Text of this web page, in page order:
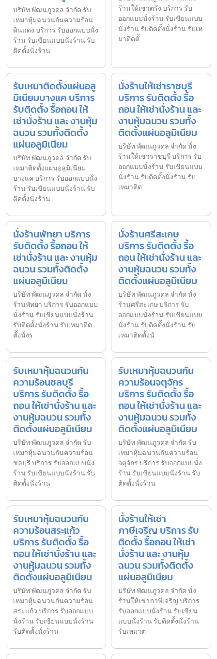
บริษัท พัฒนภูวดล จำกัด รับ
เหมาหุ้มฉนวนกันความร้อน
ดินแดง บริการ รับออกแบบนั่ง
ร้าน รับเขียนแบบนั่งร้าน รับ
ติดตั้งนั่งร้าน
ร้านให้เช่าตรัง บริการ รับ
ออกแบบนั่งร้าน รับเขียนแบบ
นั่งร้าน รับติดตั้งนั่งร้าน รับเห
มาติดตั้
รับเหมาติดตั้งแผ่นอลู
มิเนียมบางแค บริการ
รับติดตั้ง รื้อถอน ให้
เช่านั่งร้าน และ งานหุ้ม
ฉนวน รวมทั้งติดตั้ง
แผ่นอลูมิเนียม
บริษัท พัฒนภูวดล จำกัด รับ
เหมาติดตั้งแผ่นอลูมิเนียม
บางแค บริการ รับออกแบบนั่ง
ร้าน รับเขียนแบบนั่งร้าน รับ
ติดตั้งนั่งร้าน
นั่งร้านให้เช่าราชบุรี
บริการ รับติดตั้ง รื้อ
ถอน ให้เช่านั่งร้าน และ
งานหุ้มฉนวน รวมทั้ง
ติดตั้งแผ่นอลูมิเนียม
บริษัท พัฒนภูวดล จำกัด นั่ง
ร้านให้เช่าราชบุรี บริการ รับ
ออกแบบนั่งร้าน รับเขียนแบบ
นั่งร้าน รับติดตั้งนั่งร้าน รับ
เหมาติด
นั่งร้านพัทยา บริการ
รับติดตั้ง รื้อถอน ให้
เช่านั่งร้าน และ งานหุ้ม
ฉนวน รวมทั้งติดตั้ง
แผ่นอลูมิเนียม
บริษัท พัฒนภูวดล จำกัด นั่ง
ร้านพัทยา บริการ รับออกแบบ
นั่งร้าน รับเขียนแบบนั่งร้าน
รับติดตั้งนั่งร้าน รับเหมาติด
ตั้งนั่งร
นั่งร้านศรีสะเกษ
บริการ รับติดตั้ง รื้อ
ถอน ให้เช่านั่งร้าน และ
งานหุ้มฉนวน รวมทั้ง
ติดตั้งแผ่นอลูมิเนียม
บริษัท พัฒนภูวดล จำกัด นั่ง
ร้านศรีสะเกษ บริการ รับ
ออกแบบนั่งร้าน รับเขียนแบบ
นั่งร้าน รับติดตั้งนั่งร้าน รับ
เหมาติดตั้งนั
รับเหมาหุ้มฉนวนกัน
ความร้อนชลบุรี
บริการ รับติดตั้ง รื้อ
ถอน ให้เช่านั่งร้าน และ
งานหุ้มฉนวน รวมทั้ง
ติดตั้งแผ่นอลูมิเนียม
บริษัท พัฒนภูวดล จำกัด รับ
เหมาหุ้มฉนวนกันความร้อน
ชลบุรี บริการ รับออกแบบนั่ง
ร้าน รับเขียนแบบนั่งร้าน รับ
ติดตั้งนั่งร้าน
รับเหมาหุ้มฉนวนกัน
ความร้อนจตุจักร
บริการ รับติดตั้ง รื้อ
ถอน ให้เช่านั่งร้าน และ
งานหุ้มฉนวน รวมทั้ง
ติดตั้งแผ่นอลูมิเนียม
บริษัท พัฒนภูวดล จำกัด รับ
เหมาหุ้มฉนวนกันความร้อน
จตุจักร บริการ รับออกแบบนั่ง
ร้าน รับเขียนแบบนั่งร้าน รับ
ติดตั้งนั่งร้าน
รับเหมาหุ้มฉนวนกัน
ความร้อนสระแก้ว
บริการ รับติดตั้ง รื้อ
ถอน ให้เช่านั่งร้าน และ
งานหุ้มฉนวน รวมทั้ง
ติดตั้งแผ่นอลูมิเนียม
บริษัท พัฒนภูวดล จำกัด รับ
เหมาหุ้มฉนวนกันความร้อน
สระแก้ว บริการ รับออกแบบ
นั่งร้าน รับเขียนแบบนั่งร้าน
รับติดตั้งนั่งร้าน
นั่งร้านให้เช่า
ภาษีเจริญ บริการ รับ
ติดตั้ง รื้อถอน ให้เช่า
นั่งร้าน และ งานหุ้ม
ฉนวน รวมทั้งติดตั้ง
แผ่นอลูมิเนียม
บริษัท พัฒนภูวดล จำกัด นั่ง
ร้านให้เช่าภาษีเจริญ บริการ
รับออกแบบนั่งร้าน รับเขียน
แบบนั่งร้าน รับติดตั้งนั่งร้าน
รับเหมาต